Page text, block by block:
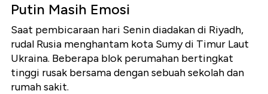
Putin Masih Emosi
Saat pembicaraan hari Senin diadakan di Riyadh,
rudal Rusia menghantam kota Sumy di Timur Laut
Ukraina. Beberapa blok perumahan bertingkat
tinggi rusak bersama dengan sebuah sekolah dan
rumah sakit.